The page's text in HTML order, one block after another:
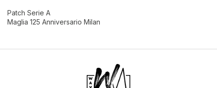
Patch Serie A
Maglia 125 Anniversario Milan